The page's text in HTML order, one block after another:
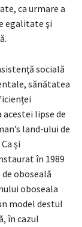
ca urmare a
egalitate şi
socială
sănătatea
acestei lipse de
land-ului de
şi
în 1989
oboseală
oboseala
model destul
în cazul